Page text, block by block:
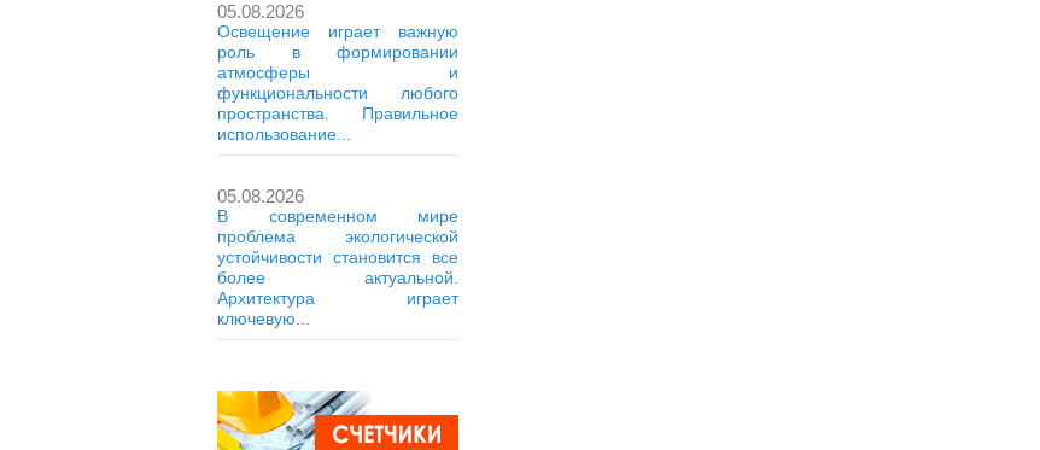
05.08.2026
Освещение играет важную
роль в формировании
атмосферы и
функциональности любого
пространства. Правильное
использование...
05.08.2026
В современном мире
проблема экологической
устойчивости становится все
более актуальной.
Архитектура играет
ключевую...